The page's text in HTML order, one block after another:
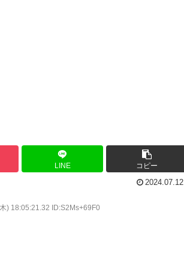
LINE コピー
2024.07.12
) 18:05:21.32 ID:S2Ms+69F0